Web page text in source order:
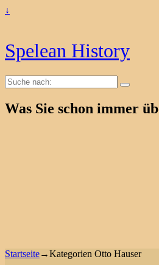
↓
Spelean History
Suche
nach:
Was Sie schon immer
Startseite→Kategorien Otto Hauser